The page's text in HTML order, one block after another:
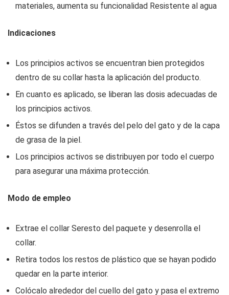
materiales, aumenta su funcionalidad Resistente al agua
Indicaciones
Los principios activos se encuentran bien protegidos
dentro de su collar hasta la aplicación del producto.
En cuanto es aplicado, se liberan las dosis adecuadas de
los principios activos.
Éstos se difunden a través del pelo del gato y de la capa
de grasa de la piel.
Los principios activos se distribuyen por todo el cuerpo
para asegurar una máxima protección.
Modo de empleo
Extrae el collar Seresto del paquete y desenrolla el
collar.
Retira todos los restos de plástico que se hayan podido
quedar en la parte interior.
Colócalo alrededor del cuello del gato y pasa el extremo